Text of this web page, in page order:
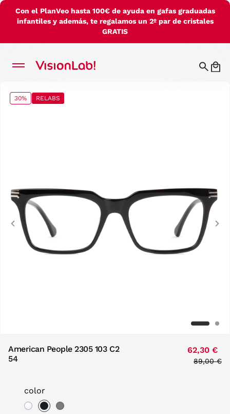
Con el PlanVeo hasta 100€ de ayuda en gafas graduadas
infantiles y además, te regalamos un 2º par de cristales
GRATIS
30% RELABS
Previous
American People 2305 103 C2
54
62,30 €
Price
89,00 €
color